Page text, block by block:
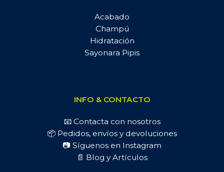
Acabado
Champú
Hidratación
Sayonara Pipis
INFO & CONTACTO
📧 Contacta con nosotros
📦 Pedidos, envíos y devoluciones
📷 Síguenos en Instagram
📄 Blog y Artículos